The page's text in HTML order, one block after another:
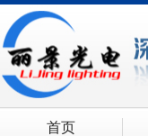
首页